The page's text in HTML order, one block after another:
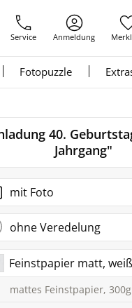
Service Anmeldung
Fotopuzzle
40.
Jahrgang"
mit Foto
ohne Veredelung
Feinstpapier matt, weiß
mattes Feinstpapier, 300g